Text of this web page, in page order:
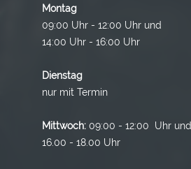
Montag
09:00 Uhr - 12:00 Uhr und
14:00 Uhr - 16:00 Uhr
Dienstag
nur mit Termin
Mittwoch: 09:00 - 12:00 Uhr und
16.00 - 18.00 Uhr